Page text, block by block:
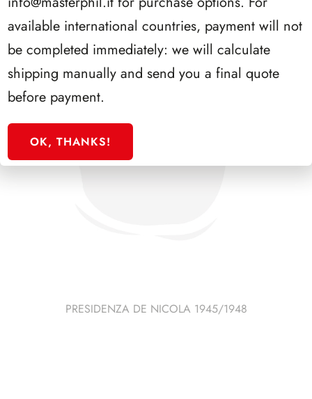
PRESIDENZA DE NICOLA 1945/1948
available international countries, payment will not
be completed immediately: we will calculate
shipping manually and send you a final quote
before payment.
OK, THANKS!